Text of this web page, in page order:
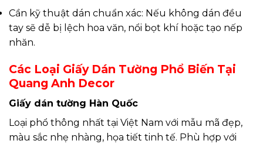
Cần kỹ thuật dán chuẩn xác: Nếu không dán đều
tay sẽ dễ bị lệch hoa văn, nổi bọt khí hoặc tạo nếp
nhăn.
Các Loại Giấy Dán Tường Phổ Biến Tại
Quang Anh Decor
Giấy dán tường Hàn Quốc
Loại phổ thông nhất tại Việt Nam với mẫu mã đẹp,
màu sắc nhẹ nhàng, họa tiết tinh tế. Phù hợp với